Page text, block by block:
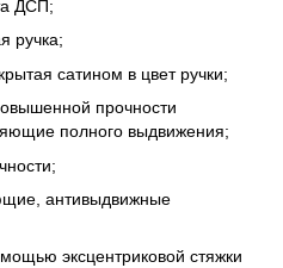
ДСП;
ручка;
сатином в цвет ручки;
прочности
полного выдвижения;
антивыдвижные
эксцентриковой стяжки